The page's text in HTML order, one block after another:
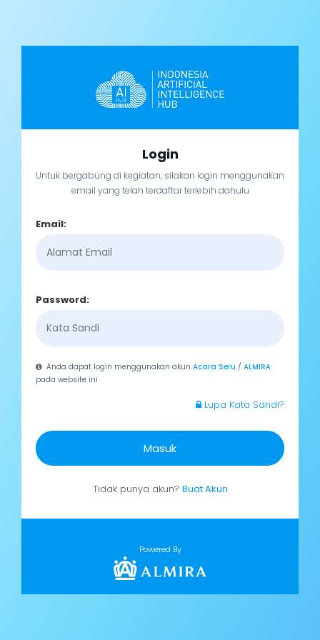
Login
Untuk bergabung di kegiatan, silakan login menggunakan
email yang telah terdaftar terlebih dahulu
Email:
Password:
Anda dapat login menggunakan akunAcara Seru /ALMIRA
pada website ini
Lupa Kata Sandi?
Masuk
Tidak punya akun? Buat Akun
Powered By